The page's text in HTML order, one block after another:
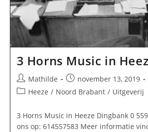
3 Horns Music in
Bericht
auteur:
Mathilde
Bericht
gepubliceerd
november 13, 2019
Berichtcategorie:
Heeze / Noord Brabant / Uitgeverij
3 Horns Music in Heeze Dingbank 0
ons op: 614557583 Meer informatie